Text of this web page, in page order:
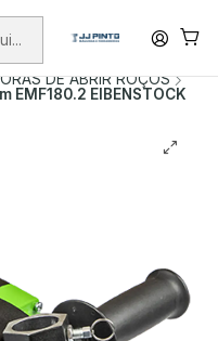
+75€ (excepto ilhas)
COM FIO
DE ABRIR ROÇOS
EMF180.2 EIBENSTOCK